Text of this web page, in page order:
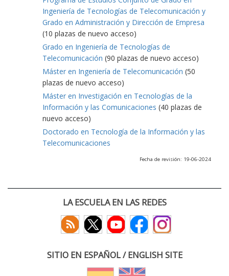
Ingeniería de Tecnologías de Telecomunicación y
Grado en Administración y Dirección de Empresa
(10 plazas de nuevo acceso)
Grado en Ingeniería de Tecnologías de
Telecomunicación (90 plazas de nuevo acceso)
Máster en Ingeniería de Telecomunicación (50
plazas de nuevo acceso)
Máster en Investigación en Tecnologías de la
Información y las Comunicaciones (40 plazas de
nuevo acceso)
Doctorado en Tecnología de la Información y las
Telecomunicaciones
Fecha de revisión: 19-06-2024
LA ESCUELA EN LAS REDES
SITIO EN ESPAÑOL / ENGLISH SITE